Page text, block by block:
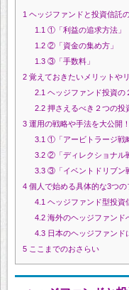
1 ヘッジファンドと投資信託
1.1 ①「利益の追求方法」
1.2②「資金の集め方」
1.3③「手数料」
2 覚えておきたいメリットや
2.1 ヘッジファンド投資の
2.2押さえるべき２つの投
3 運用の戦略や手法を大公開！
3.1 ①「アービトラージ戦
3.2②「ディレクショナル
3.3③「イベントドリブン
4 個人で始める具体的な3つの
4.1 ヘッジファンド型投資
4.2海外のヘッジファンド
4.3日本のヘッジファンド
5 ここまでのおさらい